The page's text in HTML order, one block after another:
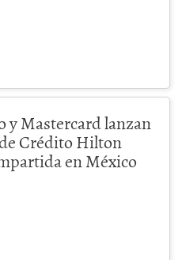
Mastercard lanzan
Crédito Hilton
en México